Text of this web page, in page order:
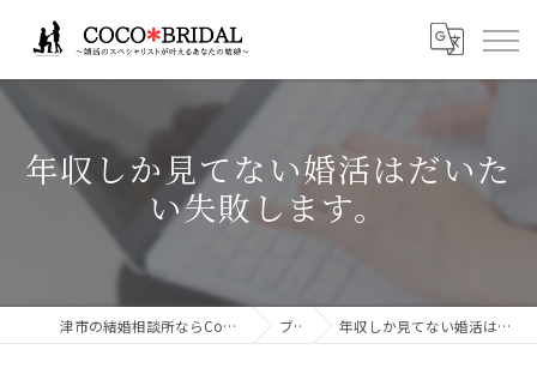
年収しか見てない婚活はだいた
い失敗します。
津市の結婚相談所ならCocoBridalココブライダル ブログ 年収しか見てない婚活はだいたい失敗します。